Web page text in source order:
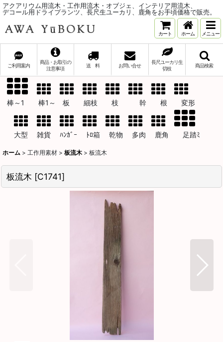
アクアリウム用流木・工作用流木・オブジェ、インテリア用流木、
デコール用ドライプランツ、長尺生ユーカリ、鹿角をお手頃価格で販売。
カート ホーム メニュー
ご利用案内
商品・お取引の
注意事項
送 料 お問い合せ
長尺ユーカリ生
切枝
商品検索
棒～1 棒1～ 板 細枝 枝 幹 根 変形
大型 雑貨 ﾊﾝｶﾞｰ ﾄﾛ箱 乾物 多肉 鹿角 足踏ﾐ
ホーム > 工作用素材 > 板流木 > 板流木
板流木 [C1741]